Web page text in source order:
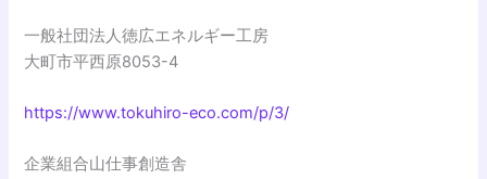
一般社団法人徳広エネルギー工房
大町市平西原8053-4
https://www.tokuhiro-eco.com/p/3/
企業組合山仕事創造舎